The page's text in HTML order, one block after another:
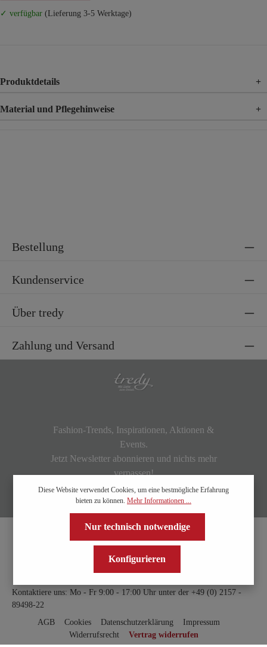
✓ verfügbar (Lieferung 3-5 Werktage)
Produktdetails +
Material und Pflegehinweise +
Bestellung
Kundenservice
Über tredy
Zahlung und Versand
Fashion-Trends, Inspirationen, Aktionen &
Events.
Jetzt Newsletter abonnieren und nichts mehr
verpassen!
Kontaktiere uns: Mo - Fr 9:00 - 17:00 Uhr unter der +49 (0) 2157 -
89498-22
AGB
Cookies Datenschutzerklärung
Impressum
Widerrufsrecht
Vertrag widerrufen
Diese Website verwendet Cookies, um eine bestmögliche Erfahrung
bieten zu können. Mehr Informationen ...
Nur technisch notwendige
Konfigurieren